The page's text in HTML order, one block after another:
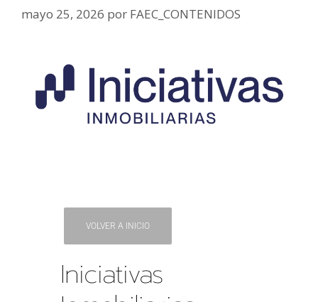
mayo 25, 2026 por FAEC_CONTENIDOS
VOLVER A INICIO
Iniciativas